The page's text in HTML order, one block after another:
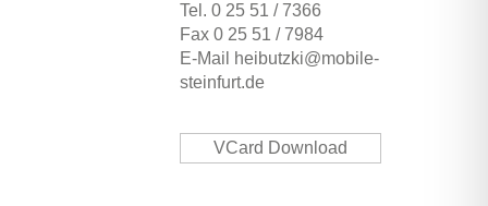
Tel. 0 25 51 / 7366
Fax 0 25 51 / 7984
E‑Mail
heibutzki@mobile-
steinfurt.de
VCard Download